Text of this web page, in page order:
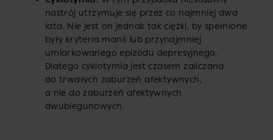
nastrój utrzymuje się przez co najmniej dwa
lata. Nie jest on jednak tak ciężki, by spełnione
były kryteria manii lub przynajmniej
umiarkowanego epizodu depresyjnego.
Dlatego cyklotymia jest czasem zaliczana
do trwałych zaburzeń afektywnych,
a nie do zaburzeń afektywnych
dwubiegunowych.